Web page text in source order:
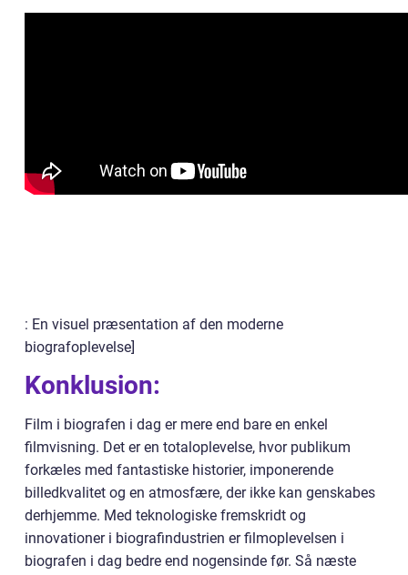
: En visuel præsentation af den moderne
biografoplevelse]
Konklusion:
Film i biografen i dag er mere end bare en enkel
filmvisning. Det er en totaloplevelse, hvor publikum
forkæles med fantastiske historier, imponerende
billedkvalitet og en atmosfære, der ikke kan genskabes
derhjemme. Med teknologiske fremskridt og
innovationer i biografindustrien er filmoplevelsen i
biografen i dag bedre end nogensinde før. Så næste